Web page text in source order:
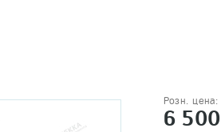
Розн. цена:
6 500